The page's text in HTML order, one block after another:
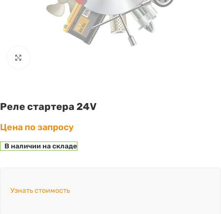
Реле стартера 24V
Цена по запросу
В наличии на складе
Узнать стоимость